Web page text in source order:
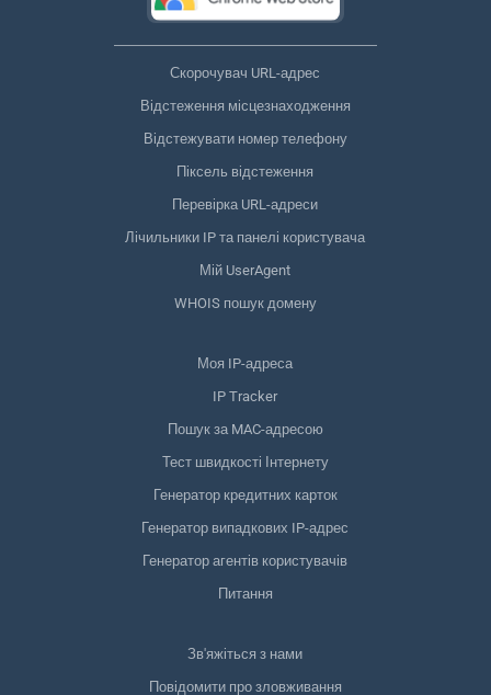
Скорочувач URL-адрес
Відстеження місцезнаходження
Відстежувати номер телефону
Піксель відстеження
Перевірка URL-адреси
Лічильники IP та панелі користувача
Мій UserAgent
WHOIS пошук домену
Моя IP-адреса
IP Tracker
Пошук за MAC-адресою
Тест швидкості Інтернету
Генератор кредитних карток
Генератор випадкових IP-адрес
Генератор агентів користувачів
Питання
Зв'яжіться з нами
Повідомити про зловживання